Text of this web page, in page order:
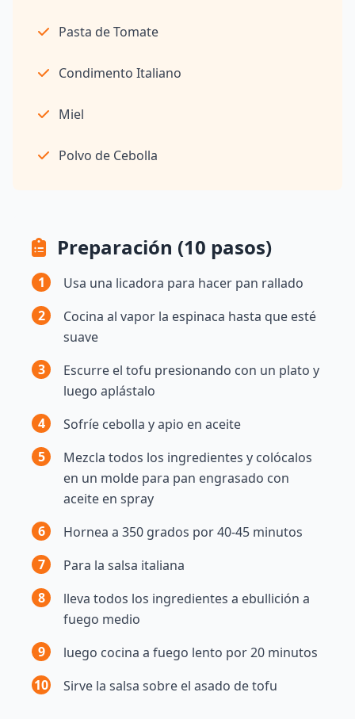
Pasta de Tomate
Condimento Italiano
Miel
Polvo de Cebolla
Preparación (10 pasos)
1
Usa una licadora para hacer pan rallado
2
Cocina al vapor la espinaca hasta que esté
suave
3
Escurre el tofu presionando con un plato y
luego aplástalo
4
Sofríe cebolla y apio en aceite
5
Mezcla todos los ingredientes y colócalos
en un molde para pan engrasado con
aceite en spray
6
Hornea a 350 grados por 40-45 minutos
7
Para la salsa italiana
8
lleva todos los ingredientes a ebullición a
fuego medio
9
luego cocina a fuego lento por 20 minutos
10
Sirve la salsa sobre el asado de tofu